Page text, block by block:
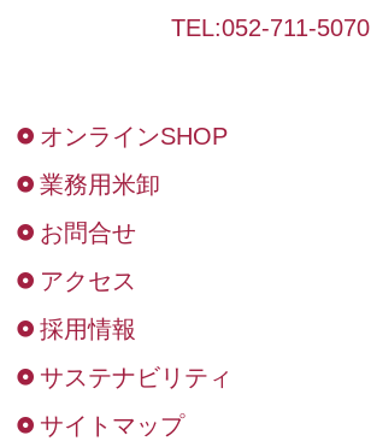
TEL:052-711-5070
オンラインSHOP
業務用米卸
お問合せ
アクセス
採用情報
サステナビリティ
サイトマップ